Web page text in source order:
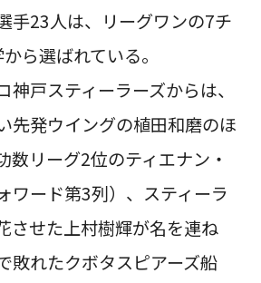
手23人は、リーグワンの7チ
ら選ばれている。
神戸スティーラーズからは、
先発ウイングの植田和磨のほ
数リーグ2位のティエナン・
ワード第3列）、スティーラ
させた上村樹輝が名を連ね
敗れたクボタスピアーズ船